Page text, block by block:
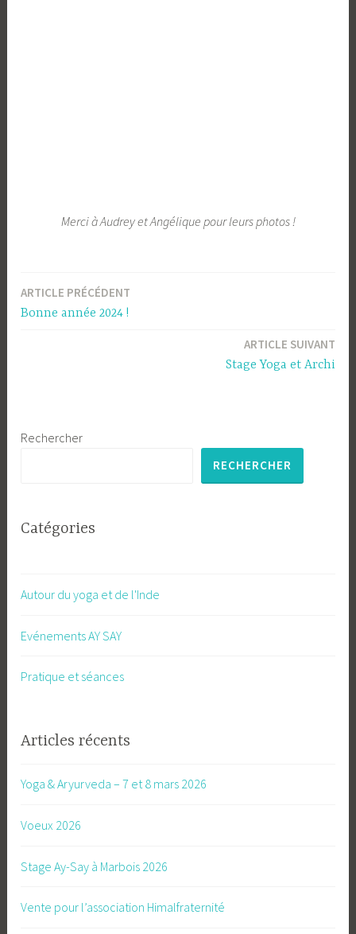
Merci à Audrey et Angélique pour leurs photos !
Navigation
ARTICLE PRÉCÉDENT
Bonne année 2024 !
ARTICLE SUIVANT
Stage Yoga et Archi
Rechercher
RECHERCHER
Catégories
Autour du yoga et de l'Inde
Evénements AY SAY
Pratique et séances
Articles récents
Yoga & Aryurveda – 7 et 8 mars 2026
Voeux 2026
Stage Ay-Say à Marbois 2026
Vente pour l’association Himalfraternité